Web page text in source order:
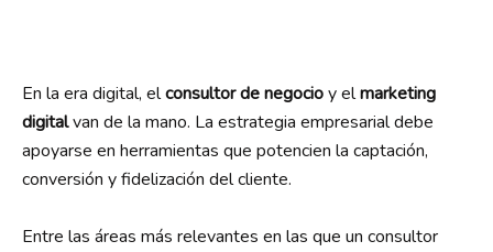
En la era digital, elconsultor de negocioy elmarketing
digitalvan de la mano. La estrategia empresarial debe
apoyarse en herramientas que potencien la captación,
conversión y fidelización del cliente.
Entre las áreas más relevantes en las que un consultor